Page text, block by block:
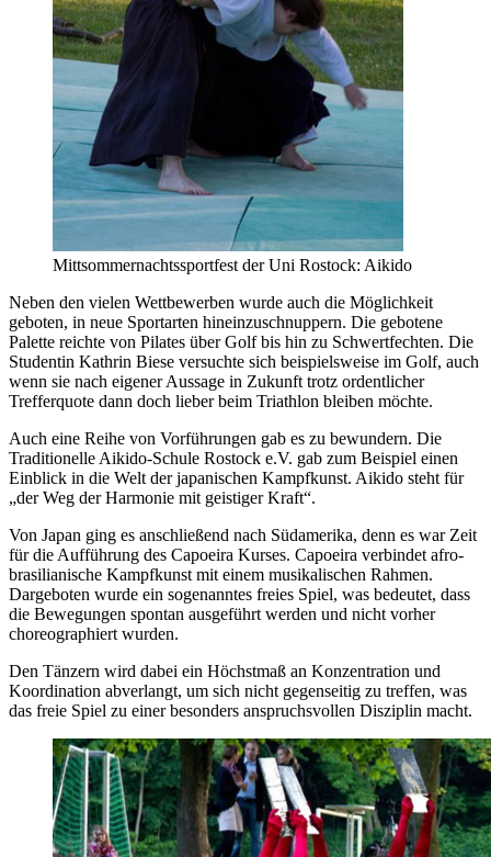
Mittsommernachtssportfest der Uni Rostock: Aikido
Neben den vielen Wettbewerben wurde auch die Möglichkeit
geboten, in neue Sportarten hineinzuschnuppern. Die gebotene
Palette reichte von Pilates über Golf bis hin zu Schwertfechten. Die
Studentin Kathrin Biese versuchte sich beispielsweise im Golf, auch
wenn sie nach eigener Aussage in Zukunft trotz ordentlicher
Trefferquote dann doch lieber beim Triathlon bleiben möchte.
Auch eine Reihe von Vorführungen gab es zu bewundern. Die
Traditionelle Aikido-Schule Rostock e.V. gab zum Beispiel einen
Einblick in die Welt der japanischen Kampfkunst. Aikido steht für
„der Weg der Harmonie mit geistiger Kraft“.
Von Japan ging es anschließend nach Südamerika, denn es war Zeit
für die Aufführung des Capoeira Kurses. Capoeira verbindet afro-
brasilianische Kampfkunst mit einem musikalischen Rahmen.
Dargeboten wurde ein sogenanntes freies Spiel, was bedeutet, dass
die Bewegungen spontan ausgeführt werden und nicht vorher
choreographiert wurden.
Den Tänzern wird dabei ein Höchstmaß an Konzentration und
Koordination abverlangt, um sich nicht gegenseitig zu treffen, was
das freie Spiel zu einer besonders anspruchsvollen Disziplin macht.